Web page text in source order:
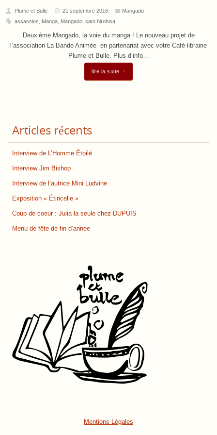
Plume et Bulle 21 septembre 2016
Mangado
assassins
Manga, Mangado, sato hirohisa
Deuxième Mangado, la voie du manga ! Le nouveau projet de
l’association La Bande Animée en partenariat avec votre Café-librairie
Plume et Bulle. Plus d’info…
lire la suite
Articles récents
Interview de L’Homme Étoilé
Interview Jim Bishop
Interview de l’autrice Mini Ludvine
Exposition « Étincelle »
Coup de coeur : Julia la seule chez DUPUIS
Menu de fête de fin d’année
Mentions Légales